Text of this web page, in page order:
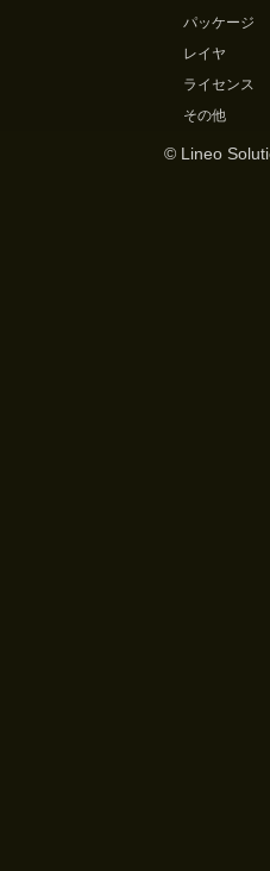
パッケージ
レイヤ
ライセンス
その他
© Lineo